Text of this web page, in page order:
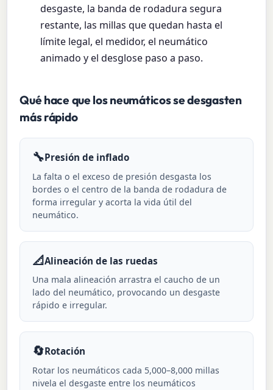
desgaste, la banda de rodadura segura
restante, las millas que quedan hasta el
límite legal, el medidor, el neumático
animado y el desglose paso a paso.
Qué hace que los neumáticos se desgasten
más rápido
🔧Presión de inflado
La falta o el exceso de presión desgasta los
bordes o el centro de la banda de rodadura de
forma irregular y acorta la vida útil del
neumático.
📐Alineación de las ruedas
Una mala alineación arrastra el caucho de un
lado del neumático, provocando un desgaste
rápido e irregular.
🔄Rotación
Rotar los neumáticos cada 5,000–8,000 millas
nivela el desgaste entre los neumáticos